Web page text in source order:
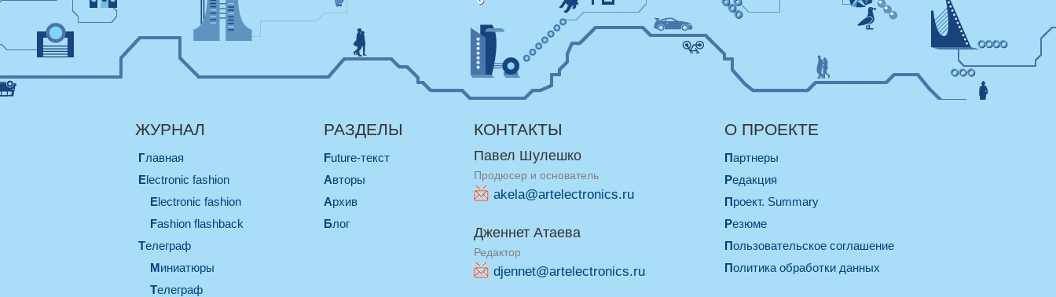
ЖУРНАЛ
Главная
electronic fashion
electronic fashion
Fashion flashback
телеграф
миниатюры
телеграф
РАЗДЕЛЫ
Future-текст
Авторы
Архив
Блог
КОНТАКТЫ
Павел Шулешко
Продюсер и основатель
akela@artelectronics.ru
Дженнет Атаева
Редактор
djennet@artelectronics.ru
О ПРОЕКТЕ
Партнеры
Редакция
Проект. Summary
Резюме
Пользовательское соглашение
Политика обработки данных